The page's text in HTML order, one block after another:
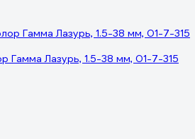
Гамма Лазурь, 1.5-38 мм, 01-7-315